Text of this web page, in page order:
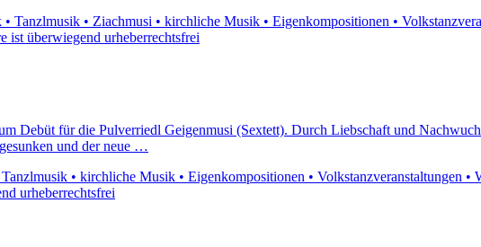
• Tanzlmusik • Ziachmusi • kirchliche Musik • Eigenkompositionen •
ist überwiegend urheberrechtsfrei
Debüt für die Pulverriedl Geigenmusi (Sextett). Durch Liebschaft und
und der neue …
• kirchliche Musik • Eigenkompositionen • Volkstanzveranstaltungen
urheberrechtsfrei